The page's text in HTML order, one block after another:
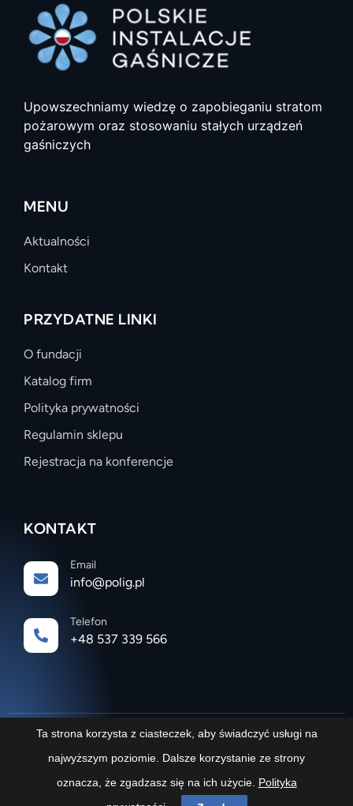
Upowszechniamy wiedzę o zapobieganiu stratom
pożarowym oraz stosowaniu stałych urządzeń
gaśniczych
MENU
Aktualności
Kontakt
PRZYDATNE LINKI
O fundacji
Katalog firm
Polityka prywatności
Regulamin sklepu
Rejestracja na konferencje
KONTAKT
Email
info@polig.pl
Telefon
+48 537 339 566
Polskie Instalacje Gaśnicze | POLIG
Copyright © 2025. All rights reserved.
Ta strona korzysta z ciasteczek, aby świadczyć usługi na
najwyższym poziomie. Dalsze korzystanie ze strony
oznacza, że zgadzasz się na ich użycie. Polityka